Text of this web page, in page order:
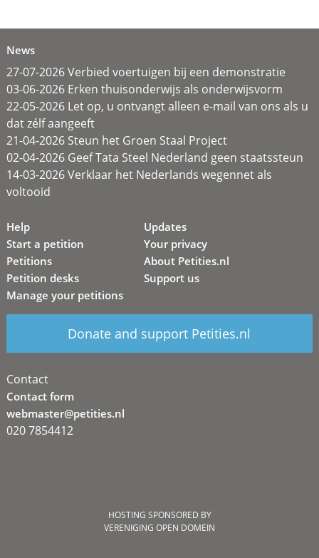
News
27-07-2026 Verbied voertuigen bij een demonstratie
03-06-2026 Erken thuisonderwijs als onderwijsvorm
22-05-2026 Let op, u ontvangt alleen e-mail van ons als u
dat zélf aangeeft
21-04-2026 Steun het Groen Staal Project
02-04-2026 Geef Tata Steel Nederland geen staatssteun
14-03-2026 Verklaar het Nederlands wegennet als
voltooid
Help
Start a petition
Petitions
Petition desks
Manage your petitions
Updates
Your privacy
About Petities.nl
Support us
Donate and support Petities.nl
Contact
Contact form
webmaster@petities.nl
020 7854412
HOSTING SPONSORED BY
VERENIGING OPEN DOMEIN